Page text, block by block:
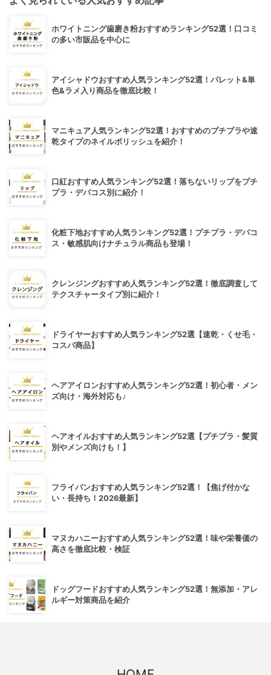
ホワイトニング歯磨き粉おすすめランキング52選！口コミ
の多い市販品を中心に
アイシャドウおすすめ人気ランキング52選！パレット&単
色&ラメ入り商品を徹底比較！
マニキュア人気ランキング52選！おすすめのプチプラや速
乾タイプのネイルポリッシュを紹介！
口紅おすすめ人気ランキング52選！落ちないリップをプチ
プラ・デパコス別に紹介！
化粧下地おすすめ人気ランキング52選！プチプラ・デパコ
ス・敏感肌向けナチュラル商品も登場！
クレンジングおすすめ人気ランキング52選！徹底調査して
テクスチャータイプ別に紹介！
ドライヤーおすすめ人気ランキング52選【速乾・くせ毛・
コスパ商品】
ヘアアイロンおすすめ人気ランキング52選！初心者・メン
ズ向け・海外対応も♪
ヘアオイルおすすめ人気ランキング52選【プチプラ・髪質
別やメンズ向けも！】
フライパンおすすめ人気ランキング52選！【焦げ付かな
い・長持ち！2026最新】
マヌカハニーおすすめ人気ランキング52選！味や栄養価の
高さを徹底比較・検証
ドッグフードおすすめ人気ランキング52選！無添加・アレ
ルギー対策商品を紹介